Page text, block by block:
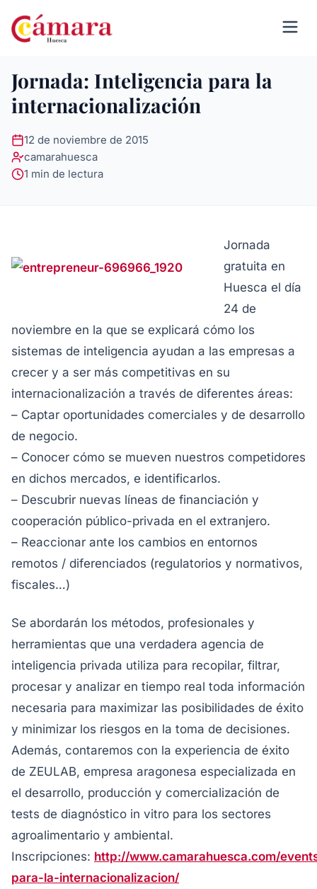
Jornada: Inteligencia para la
internacionalización
12 de noviembre de 2015
camarahuesca
1 min de lectura
Jornada
gratuita en
Huesca el día
24 de
noviembre en la que se explicará cómo los
sistemas de inteligencia ayudan a las empresas a
crecer y a ser más competitivas en su
internacionalización a través de diferentes áreas:
– Captar oportunidades comerciales y de desarrollo
de negocio.
– Conocer cómo se mueven nuestros competidores
en dichos mercados, e identificarlos.
– Descubrir nuevas líneas de financiación y
cooperación público-privada en el extranjero.
– Reaccionar ante los cambios en entornos
remotos / diferenciados (regulatorios y normativos,
fiscales…)
Se abordarán los métodos, profesionales y
herramientas que una verdadera agencia de
inteligencia privada utiliza para recopilar, filtrar,
procesar y analizar en tiempo real toda información
necesaria para maximizar las posibilidades de éxito
y minimizar los riesgos en la toma de decisiones.
Además, contaremos con la experiencia de éxito
de ZEULAB, empresa aragonesa especializada en
el desarrollo, producción y comercialización de
tests de diagnóstico in vitro para los sectores
agroalimentario y ambiental.
Inscripciones: http://www.camarahuesca.com/
para-la-internacionalizacion/